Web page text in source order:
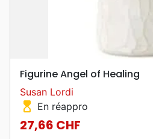
Figurine Angel of Healing
Susan Lordi
hourglass_top En réappro
Prix
27,66 CHF